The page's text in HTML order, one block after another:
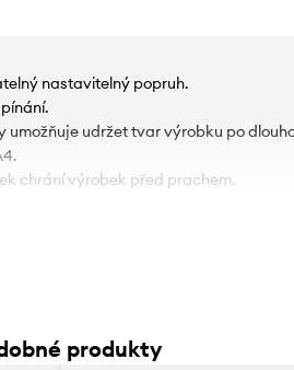
nastavitelný popruh.
umožňuje udržet tvar výrobku po
chrání výrobek před prachem.
produkty